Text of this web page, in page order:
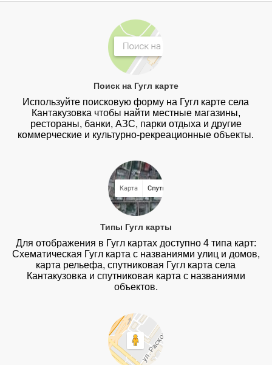
Поиск на Гугл карте
Используйте поисковую форму на Гугл карте села
Кантакузовка чтобы найти местные магазины,
рестораны, банки, АЗС, парки отдыха и другие
коммерческие и культурно-рекреационные объекты.
Типы Гугл карты
Для отображения в Гугл картах доступно 4 типа карт:
Схематическая Гугл карта с названиями улиц и домов,
карта рельефа, спутниковая Гугл карта села
Кантакузовка и спутниковая карта с названиями
объектов.